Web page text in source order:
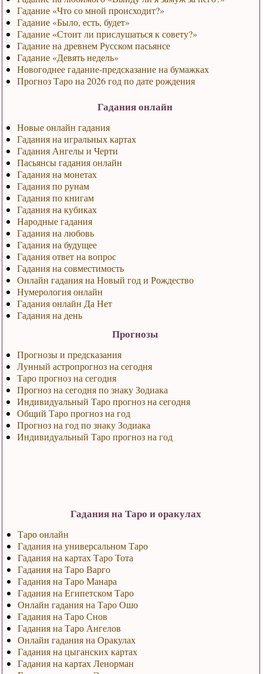
Гадание «Что со мной происходит?»
Гадание «Было, есть, будет»
Гадание «Стоит ли прислушаться к совету?»
Гадание на древнем Русском пасьянсе
Гадание «Девять недель»
Новогоднее гадание-предсказание на бумажках
Прогноз Таро на 2026 год по дате рождения
Гадания онлайн
Новые онлайн гадания
Гадания на игральных картах
Гадания Ангелы и Черти
Пасьянсы гадания онлайн
Гадания на монетах
Гадания по рунам
Гадания по книгам
Гадания на кубиках
Народные гадания
Гадания на любовь
Гадания на будущее
Гадания ответ на вопрос
Гадания на совместимость
Онлайн гадания на Новый год и Рождество
Нумерология онлайн
Гадания онлайн Да Нет
Гадания на день
Прогнозы
Прогнозы и предсказания
Лунный астропрогноз на сегодня
Таро прогноз на сегодня
Прогноз на сегодня по знаку Зодиака
Индивидуальный Таро прогноз на сегодня
Общий Таро прогноз на год
Прогноз на год по знаку Зодиака
Индивидуальный Таро прогноз на год
Гадания на Таро и оракулах
Таро онлайн
Гадания на универсальном Таро
Гадания на картах Таро Тота
Гадания на Таро Варго
Гадания на Таро Манара
Гадания на Египетском Таро
Онлайн гадания на Таро Ошо
Гадания на Таро Снов
Гадания на Таро Ангелов
Онлайн гадания на Оракулах
Гадания на цыганских картах
Гадания на картах Ленорман